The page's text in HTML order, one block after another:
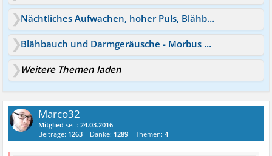
Nächtliches Aufwachen, hoher Puls, Blähbauch
Blähbauch und Darmgeräusche - Morbus Crohn?
Weitere Themen laden
Marco32
Mitglied seit:24.03.2016
Beiträge: 1263 Danke: 1289 Themen:4